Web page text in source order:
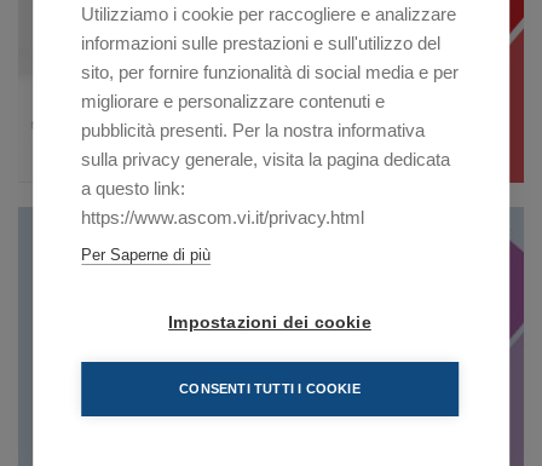
Utilizziamo i cookie per raccogliere e analizzare
informazioni sulle prestazioni e sull'utilizzo del
sito, per fornire funzionalità di social media e per
migliorare e personalizzare contenuti e
pubblicità presenti. Per la nostra informativa
sulla privacy generale, visita la pagina dedicata
a questo link:
https://www.ascom.vi.it/privacy.html
Per Saperne di più
Impostazioni dei cookie
CONSENTI TUTTI I COOKIE